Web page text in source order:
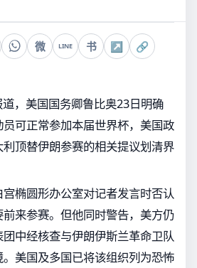
微 LINE 书 ↗ 🔗
，美国国务卿鲁比奥23日明确
可正常参加本届世界杯，美国政
顶替伊朗参赛的相关提议划清界
椭圆形办公室对记者发言时否认
来参赛。但他同时警告，美方仍
中经核查与伊朗伊斯兰革命卫队
美国及多国已将该组织列为恐怖